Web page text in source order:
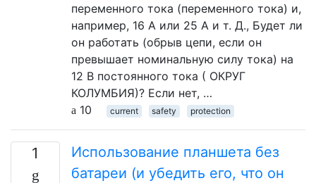
переменного тока (переменного тока) и,
например, 16 А или 25 А и т. Д., Будет ли
он работать (обрыв цепи, если он
превышает номинальную силу тока) на
12 В постоянного тока ( ОКРУГ
КОЛУМБИЯ)? Если нет, …
10
current safety protection
1
Использование планшета без
батареи (и убедить его, что он